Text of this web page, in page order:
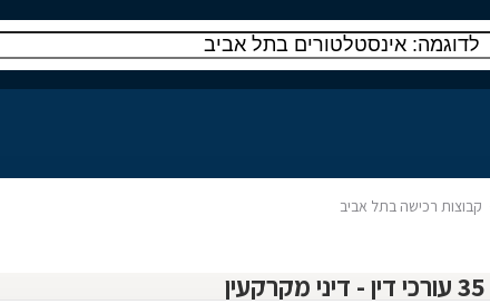
קבוצות רכישה בתל אביב